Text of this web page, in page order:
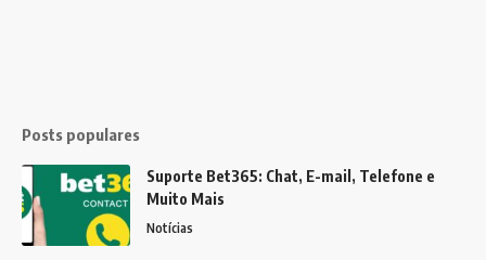
Posts populares
Suporte Bet365: Chat, E-mail, Telefone e
Muito Mais
Notícias